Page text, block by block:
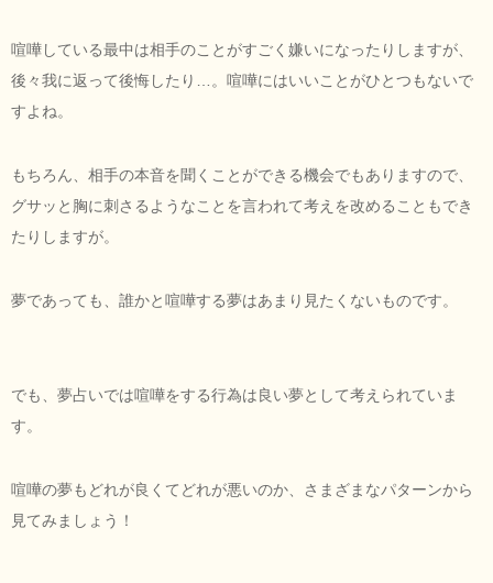
喧嘩している最中は相手のことがすごく嫌いになったりしますが、
後々我に返って後悔したり…。喧嘩にはいいことがひとつもないで
すよね。
もちろん、相手の本音を聞くことができる機会でもありますので、
グサッと胸に刺さるようなことを言われて考えを改めることもでき
たりしますが。
夢であっても、誰かと喧嘩する夢はあまり見たくないものです。
でも、夢占いでは喧嘩をする行為は良い夢として考えられていま
す。
喧嘩の夢もどれが良くてどれが悪いのか、さまざまなパターンから
見てみましょう！